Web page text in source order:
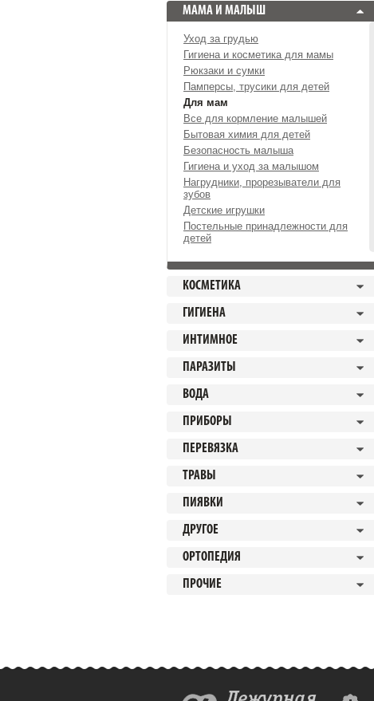
МАМА И МАЛЫШ
Уход за грудью
Гигиена и косметика для мамы
Рюкзаки и сумки
Памперсы, трусики для детей
Для мам
Все для кормление малышей
Бытовая химия для детей
Безопасность малыша
Гигиена и уход за малышом
Нагрудники, прорезыватели для
зубов
Детские игрушки
Постельные принадлежности для
детей
КОСМЕТИКА
ГИГИЕНА
ИНТИМНОЕ
ПАРАЗИТЫ
ВОДА
ПРИБОРЫ
ПЕРЕВЯЗКА
ТРАВЫ
ПИЯВКИ
ДРУГОЕ
ОРТОПЕДИЯ
ПРОЧИЕ